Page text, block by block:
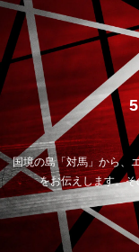
国境の島「対馬」から、
をお伝えします。そ